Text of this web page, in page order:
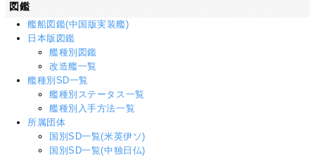
図鑑
艦船図鑑(中国版実装艦)
日本版図鑑
艦種別図鑑
改造艦一覧
艦種別SD一覧
艦種別ステータス一覧
艦種別入手方法一覧
所属団体
国別SD一覧(米英伊ソ)
国別SD一覧(中独日仏)